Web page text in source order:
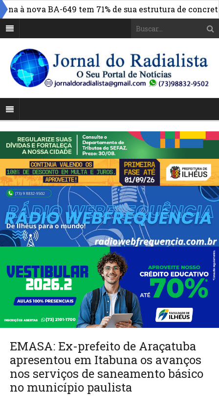
nova BA-649 tem 71% de sua estrutura de concreto
EMASA: Ex-prefeito de Araçatuba
apresentou em Itabuna os avanços
nos serviços de saneamento básico
no município paulista